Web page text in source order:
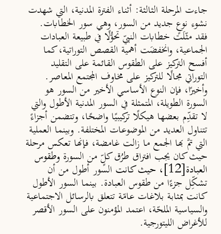
جاءت المرحلة الثالثة: أثناء الفترة المدنية، التي شهدت
نشوء نوعٍ جديد من السور، وهي سور الخطابات.
فقد مثّلَت خطابات النبيّ تحوُّلًا في طبيعة العبادات
الجماعية، وانخفضَت أهمية القصص التوراتية، كما
أفسح التركيز على الطقوس القائمة على التقليد
التوراتي مجالًا للتركيز على مخاوف المجتمع المعاصر.
وأخيرًا، فإن النوع الأساسي الأخير من السور هو
السورة الطويلة، المتمثلة في السور المدنية الأطول والتي
لا تقدِّم بعضها هيكلًا تركيبيًا واضحًا، وتتضمن أجزاءً
تتناول العديد من الموضوعات المختلفة. وبينما العملية
التي تمَّ بها الجمع ما زالت غامضة، فإنها تعكس مرحلة
حيث كان يجب افتراق طرُق كلٍّ من السورة وطقوس
العبادة[12] ، حيث كانت السور أطول من أن
تشكِّل جزءًا من طقوس العبادة. بينما السور الأطول
كانت بمثابة بلاغات عامّة تتعلق بالرسائل الاجتماعية
والسياسية الملحّة، اعتمد المؤمنون على السور الأقصر
للأغراض الليتورجية.